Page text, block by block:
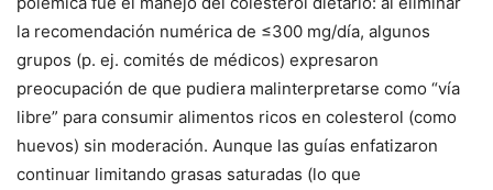
la recomendación numérica de ≤300 mg/día, algunos
grupos (p. ej. comités de médicos) expresaron
preocupación de que pudiera malinterpretarse como “vía
libre” para consumir alimentos ricos en colesterol (como
huevos) sin moderación. Aunque las guías enfatizaron
continuar limitando grasas saturadas (lo que